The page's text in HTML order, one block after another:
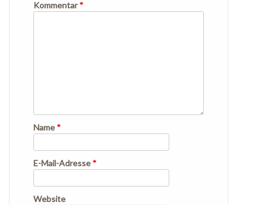
Kommentar*
Name *
E-Mail-Adresse *
Website